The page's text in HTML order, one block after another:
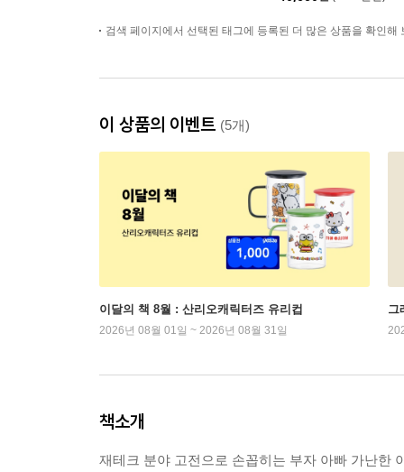
검색 페이지에서 선택된 태그에 등록된 더 많은 상품을 확인해
이 상품의 이벤트 (5개)
이달의 책 8월 : 산리오캐릭터즈 유리컵
2026년 08월 01일 ~ 2026년 08월 31일
그
책소개
재테크 분야 고전으로 손꼽히는 부자 아빠 가난한